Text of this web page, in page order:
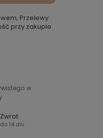
Przelewy
przy zakupie
w
Zwrot
do 14 dni